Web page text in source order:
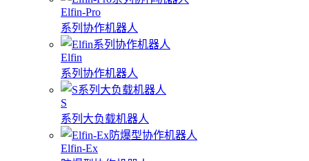
Elfin-Pro
系列协作机器人
Elfin
系列协作机器人
S
系列大负载机器人
Elfin-Ex